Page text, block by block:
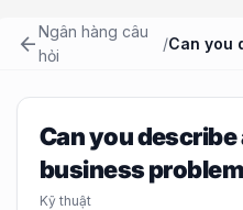
arrow_backNgân hàng câu
hỏi
/
Can you
business
Kỹ thuật